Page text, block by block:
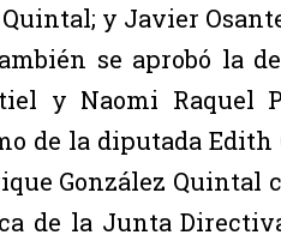
Quintal; y Javier
se aprobó la
y Naomi Raquel
de la diputada
González Quintal
de la Junta